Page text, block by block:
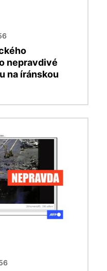
nepravdivé
na íránskou